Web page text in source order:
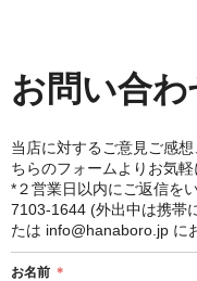
お問い合わ
当店に対するご意見ご感
ちらのフォームよりお気軽
*２営業日以内にご返信を
7103-1644 (外出中は携帯
たは info@hanaboro.jp
お名前 ＊